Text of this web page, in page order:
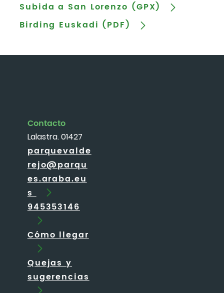
Subida a San Lorenzo (GPX)
Birding Euskadi (PDF)
Contacto
Lalastra. 01427
parquevalde
rejo@parqu
es.araba.eu
s
945353146
Cómo llegar
Quejas y
sugerencias